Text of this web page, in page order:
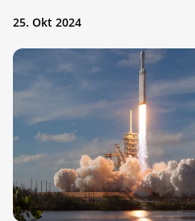
25. Okt 2024